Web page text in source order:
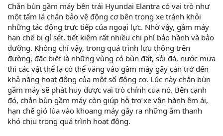
Chắn bùn gầm máy bên trái Hyundai Elantra có vai trò như
một tấm lá chắn bảo vệ động cơ bên trong xe tránh khỏi
những tác động trực tiếp của ngoại lực. Nhờ vậy, gầm máy
hạn chế bị gỉ sét, tiết kiệm rất nhiều chi phí bảo hành và bảo
dưỡng. Không chỉ vậy, trong quá trình lưu thông trên
đường, đặc biệt là những vùng có bùn đất, sỏi đá, nước mưa
thì các vật thể lạ có thể văng vào gầm máy gây cản trở đến
khả năng hoạt động của một số động cơ. Lúc này chắn bùn
gầm máy sẽ phát huy được vai trò chính của nó. Bên cạnh
đó, chắn bùn gầm máy còn giúp hỗ trợ xe vận hành êm ái,
hạn chế gió lùa vào khoang máy gây ra những âm thanh
khó chịu trong quá trình hoạt động.